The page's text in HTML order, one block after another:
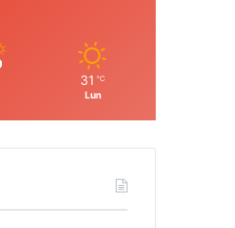
31 ℃
Lun